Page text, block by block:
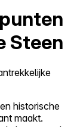
Steen
historische
maakt.